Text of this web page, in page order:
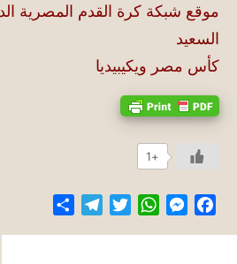
موقع شبكة كرة القدم المصرية
السعيد
كأس مصر ويكيبيديا
+1
Facebook
Messenger
WhatsApp
Twitter
Telegram